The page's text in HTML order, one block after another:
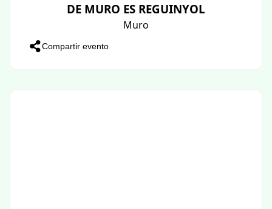
DE MURO ES REGUINYOL
Muro
Compartir evento